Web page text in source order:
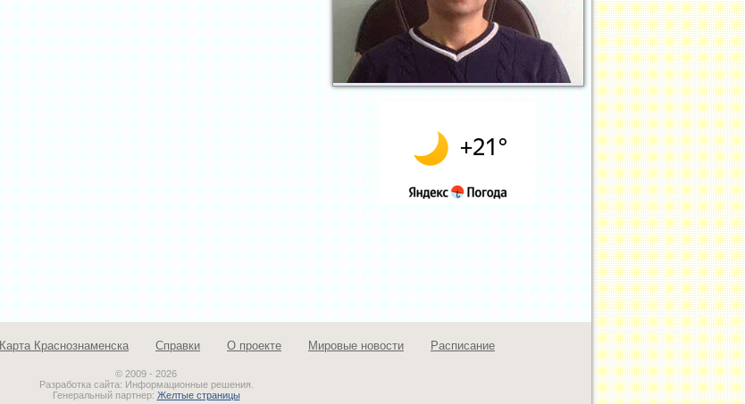
Карта Краснознаменска Справки О проекте Мировые новости Расписание
© 2009 - 2026
Разработка сайта: Информационные решения.
Генеральный партнер: Желтые страницы